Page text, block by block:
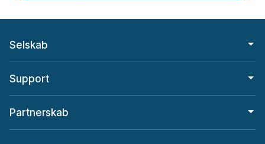
Selskab
Support
Partnerskab